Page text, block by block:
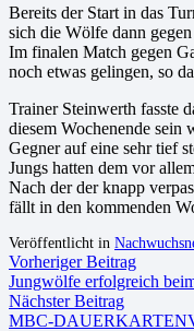
Bereits der Start in das
sich die Wölfe dann
Im finalen Match gegen
noch etwas gelingen, so
Trainer Steinwerth fasste
diesem Wochenende
Gegner auf eine sehr tief
Jungs hatten dem vor
Nach der der knapp
fällt in den kommenden
Veröffentlicht in
Vorheriger Beitrag
Jungwölfe erfolgreich
Nächster Beitrag
MBC-